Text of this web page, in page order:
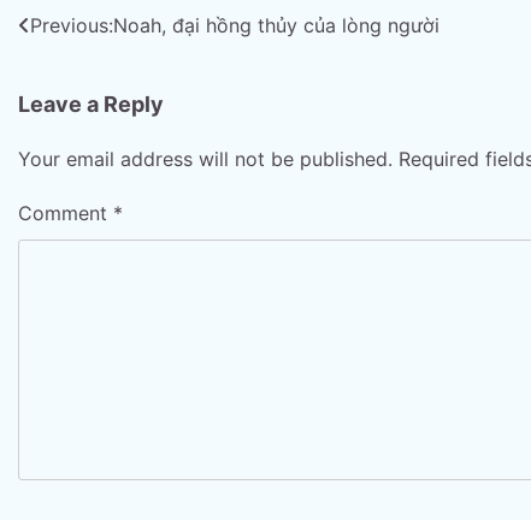
Post
Previous:Noah, đại hồng thủy của lòng người
Leave a Reply
Your email address will not be published. Required
Comment *